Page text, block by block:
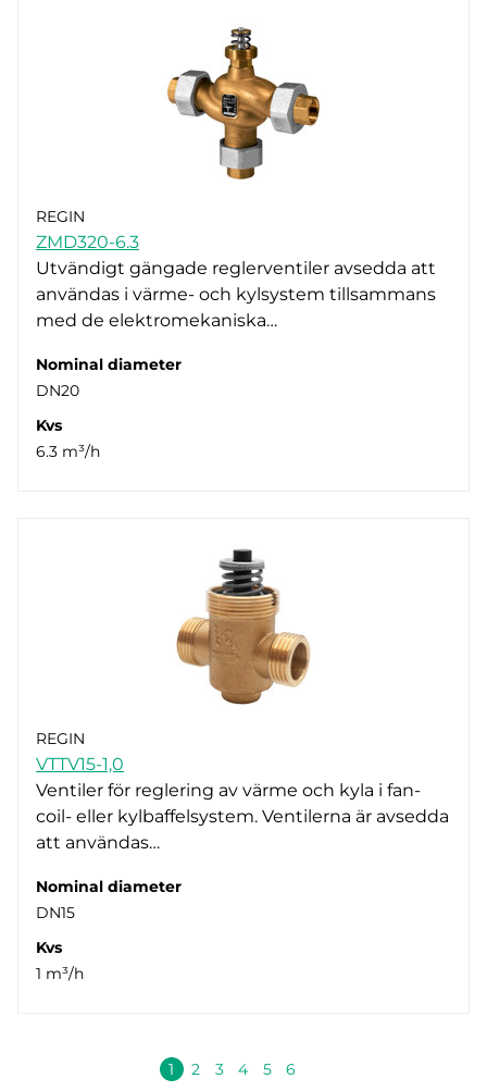
REGIN
ZMD320-6.3
Utvändigt gängade reglerventiler avsedda att
användas i värme- och kylsystem tillsammans
med de elektromekaniska…
Nominal diameter
DN20
Kvs
6.3 m³/h
REGIN
VTTV15-1,0
Ventiler för reglering av värme och kyla i fan-
coil- eller kylbaffelsystem. Ventilerna är avsedda
att användas…
Nominal diameter
DN15
Kvs
1 m³/h
1 2 3 4 5 6